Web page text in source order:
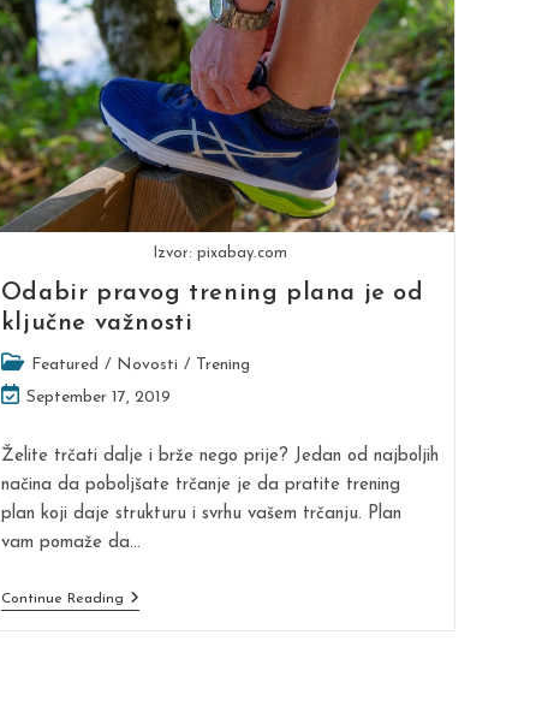
Izvor: pixabay.com
Odabir pravog trening plana je od
ključne važnosti
Post
category:
Featured / Novosti / Trening
Post
modified:
September 17, 2019
Želite trčati dalje i brže nego prije? Jedan od najboljih
načina da poboljšate trčanje je da pratite trening
plan koji daje strukturu i svrhu vašem trčanju. Plan
vam pomaže da…
Continue ReadingOdabir